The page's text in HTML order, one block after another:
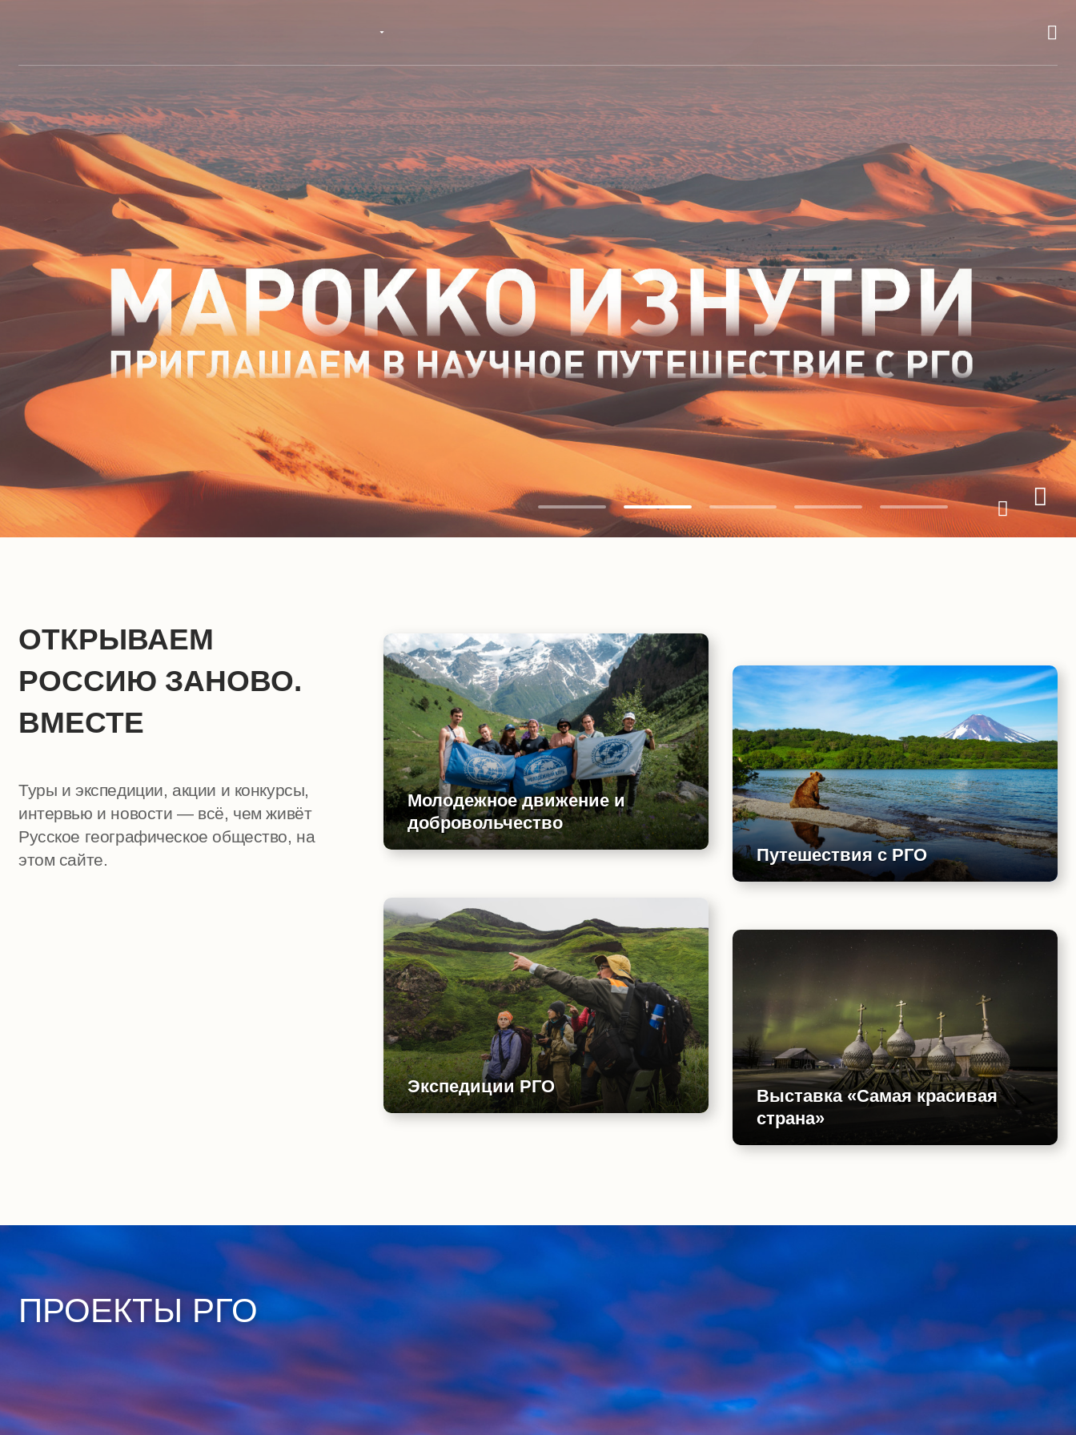
ОТКРЫВАЕМ
РОССИЮ ЗАНОВО.
ВМЕСТЕ
Туры и экспедиции, акции и конкурсы,
интервью и новости — всё, чем живёт
Русское географическое общество, на
этом сайте.
Молодежное движение и
добровольчество
Экспедиции РГО
Путешествия с РГО
Выставка «Самая красивая
страна»
ПРОЕКТЫ РГО